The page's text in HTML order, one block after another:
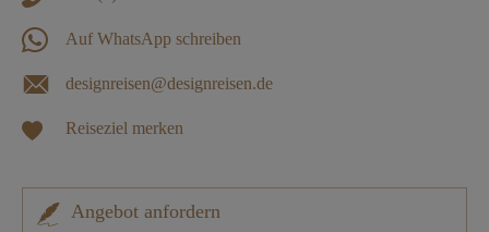
Auf WhatsApp schreiben
designreisen@designreisen.de
Reiseziel merken
Angebot anfordern